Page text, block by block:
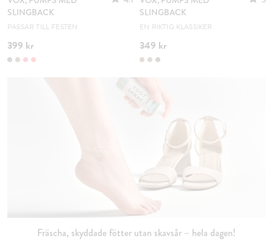
SLINGBACK
PASSAR TILL FESTEN
399 kr
SLINGBACK
EN RIKTIG KLASSIKER
349 kr
Fräscha, skyddade fötter utan skavsår – hela dagen!